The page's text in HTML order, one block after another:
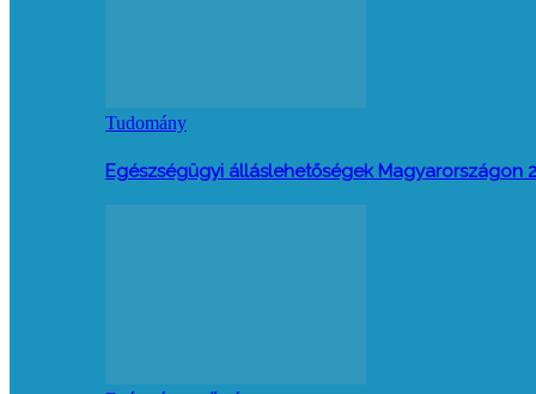
Tudomány
Egészségügyi álláslehetőségek Magyarországon